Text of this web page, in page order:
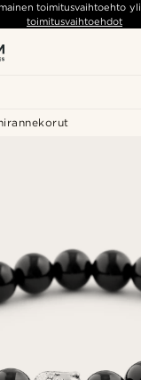
toimitusvaihtoehto yli
toimitusvaihtoehdot